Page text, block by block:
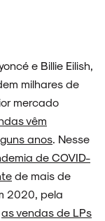
e Billie Eilish,
milhares de
mercado
vêm
anos. Nesse
de COVID-
de mais de
2020, pela
as vendas de LPs